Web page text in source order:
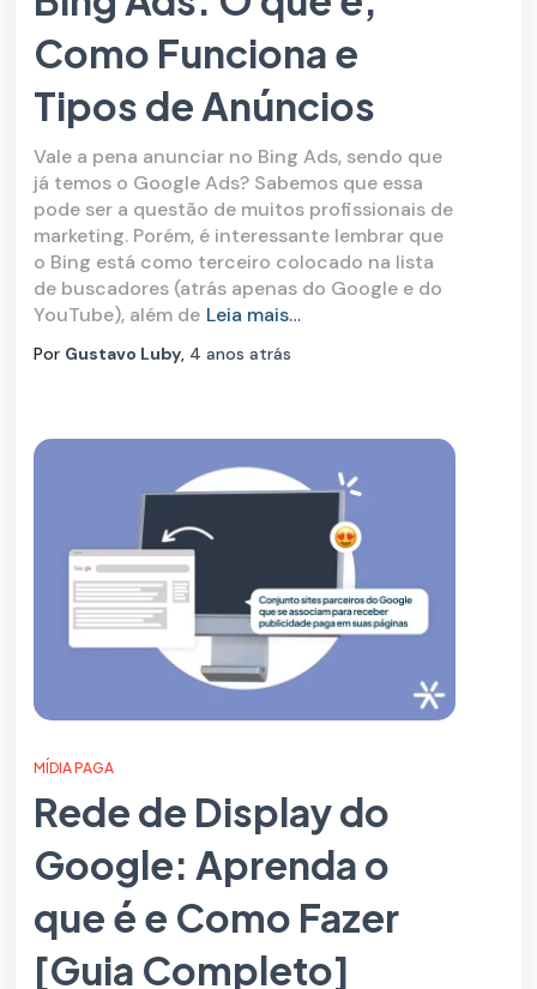
Como Funciona e
Tipos de Anúncios
Vale a pena anunciar no Bing Ads, sendo que
já temos o Google Ads? Sabemos que essa
pode ser a questão de muitos profissionais de
marketing. Porém, é interessante lembrar que
o Bing está como terceiro colocado na lista
de buscadores (atrás apenas do Google e do
YouTube), além de Leia mais…
Por Gustavo Luby, 4 anos atrás
MÍDIA PAGA
Rede de Display do
Google: Aprenda o
que é e Como Fazer
[Guia Completo]